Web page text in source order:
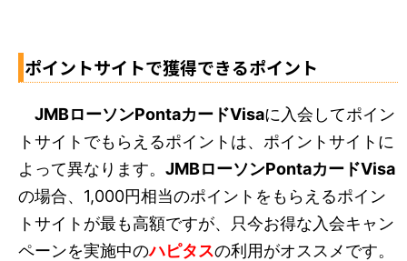
ポイントサイトで獲得できるポイント
JMBローソンPontaカードVisaに入会してポイン
トサイトでもらえるポイントは、ポイントサイトに
よって異なります。 JMBローソンPontaカードVisa
の場合、1,000円相当のポイントをもらえるポイン
トサイトが最も高額ですが、只今お得な入会キャン
ペーンを実施中のハピタスの利用がオススメです。